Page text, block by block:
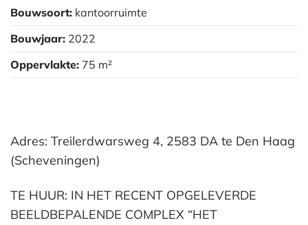
Bouwsoort: kantoorruimte
Bouwjaar: 2022
Oppervlakte: 75 m²
Adres: Treilerdwarsweg 4, 2583 DA te Den Haag
(Scheveningen)
TE HUUR: IN HET RECENT OPGELEVERDE
BEELDBEPALENDE COMPLEX “HET